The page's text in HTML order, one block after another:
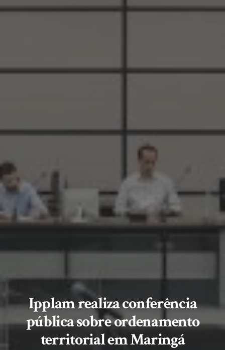
Ipplam realiza conferência
pública sobre ordenamento
territorial em Maringá